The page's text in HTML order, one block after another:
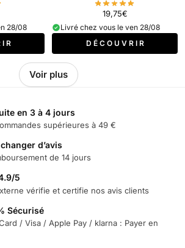
28/08
I R
19,75€
Livré chez vous le ven 28/08
D É C O U V R I R
Voir plus
en 3 à 4 jours
supérieures à 49 €
d’avis
de 14 jours
5
vérifie et certifie nos avis clients
Sécurisé
/ Visa / Apple Pay / klarna : Payer en